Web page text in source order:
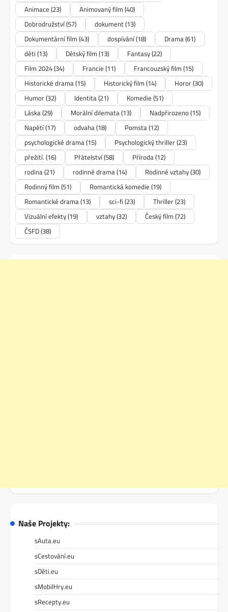
Animace (23) Animovaný film (40)
Dobrodružství(57) dokument(13)
Dokumentární film (43) dospívání(18) Drama(61)
děti (13) Dětský film (13) Fantasy(22)
Film 2024(34) Francie (11) Francouzský film (15)
Historické drama(15) Historický film (14) Horor(30)
Humor(32) Identita(21) Komedie (51)
Láska(29) Morální dilemata(13) Nadpřirozeno(15)
Napětí(17) odvaha(18) Pomsta(12)
psychologické drama(15) Psychologický thriller(23)
přežití. (16) Přátelství(58) Příroda(12)
rodina(21) rodinné drama(14) Rodinné vztahy(30)
Rodinný film (51) Romantická komedie (19)
Romantické drama(13) sci-fi (23) Thriller(23)
Vizuální efekty(19) vztahy(32) Český film (72)
ČSFD(38)
Naše Projekty:
sAuta.eu
sCestování.eu
sDěti.eu
sMobilHry.eu
sRecepty.eu